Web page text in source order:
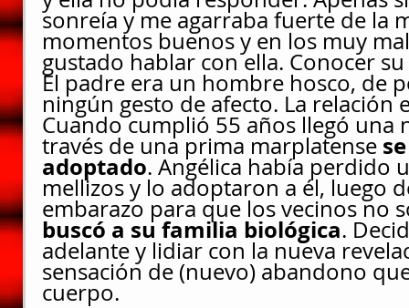
sonreía y me agarraba fuerte de la
momentos buenos y en los muy
gustado hablar con ella. Conocer su
El padre era un hombre hosco, de
ningún gesto de afecto. La relación
Cuando cumplió 55 años llegó una
través de una prima marplatense
adoptado. Angélica había perdido
mellizos y lo adoptaron a él, luego
embarazo para que los vecinos no
buscó a su familia biológica.
adelante y lidiar con la nueva
sensación de (nuevo) abandono
cuerpo.